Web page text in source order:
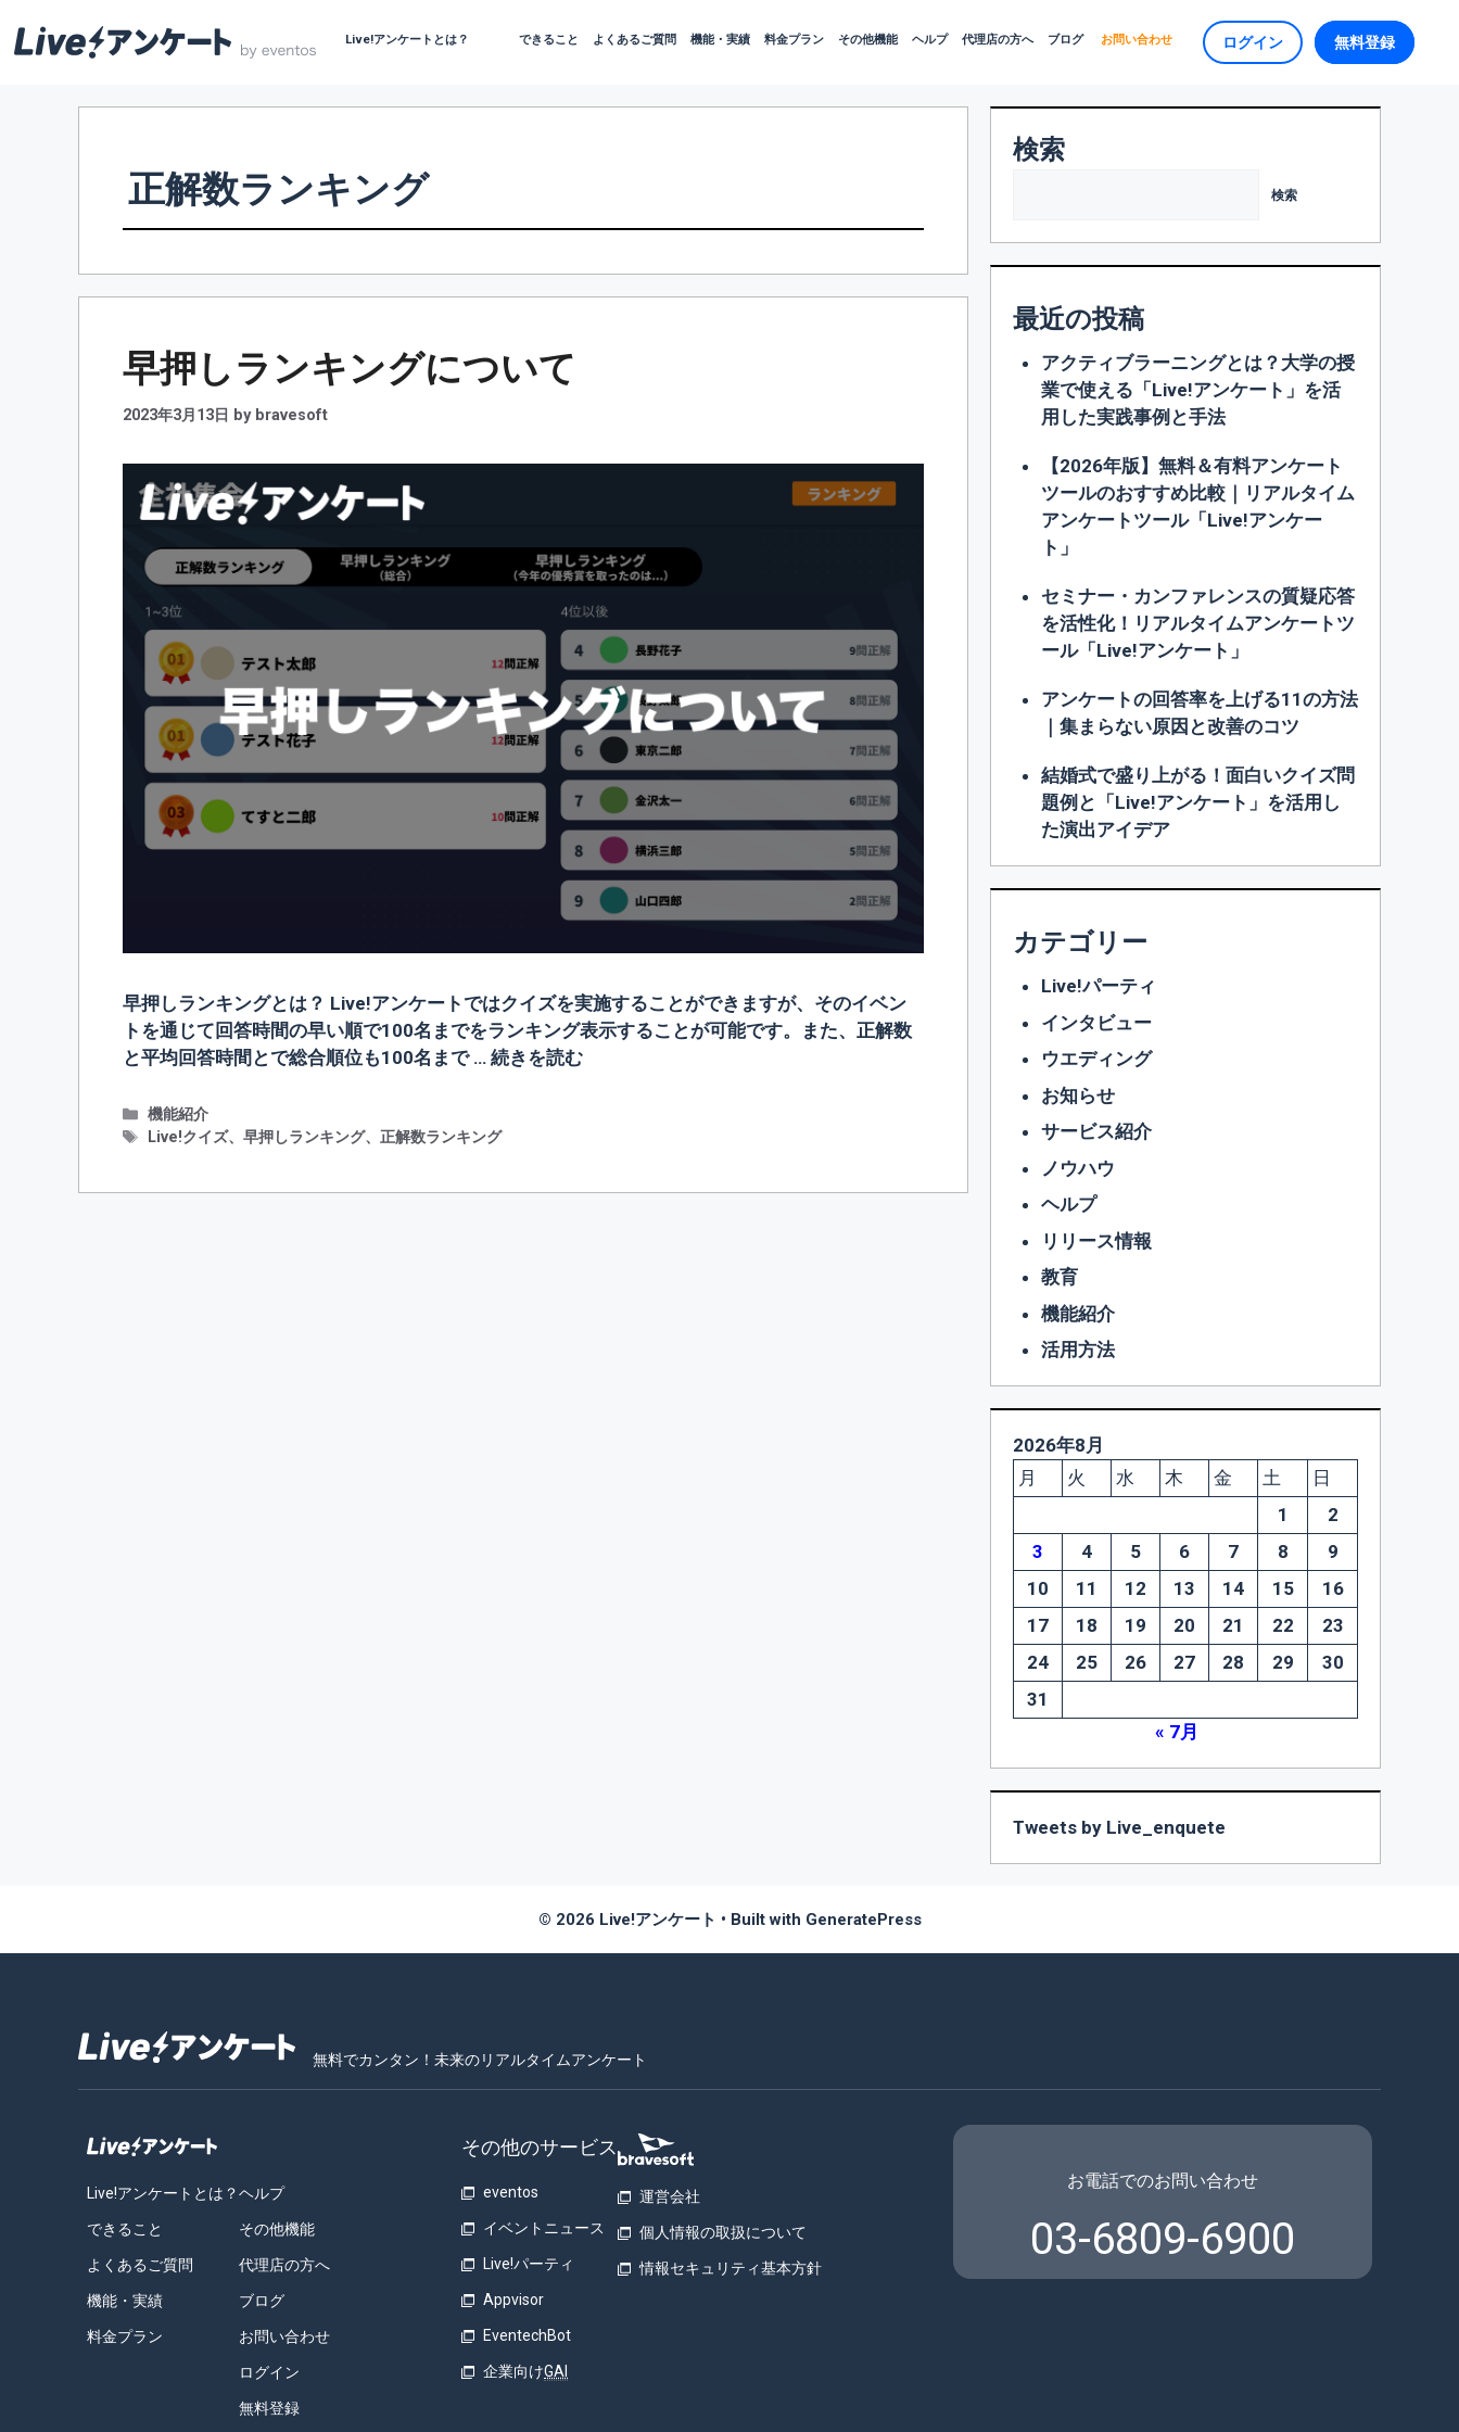
Live!アンケートとは？ できること よくあるご質問 機能・実績 料金プラン その他機能 ヘルプ 代理店の方へ ブログ お問い合わせ ログイン 無料登録
正解数ランキング
早押しランキングについて
2023年3月13日 by bravesoft
早押しランキングとは？ Live!アンケートではクイズを実施することができますが、そのイベン
トを通じて回答時間の早い順で100名までをランキング表示することが可能です。また、正解数
と平均回答時間とで総合順位も100名まで … 続きを読む
カ
テ
機能紹介
タ
Live!クイズ、早押しランキング、正解数ランキング
検索
検索
最近の投稿
アクティブラーニングとは？大学の授
業で使える「Live!アンケート」を活
用した実践事例と手法
【2026年版】無料＆有料アンケート
ツールのおすすめ比較｜リアルタイム
アンケートツール「Live!アンケー
ト」
セミナー・カンファレンスの質疑応答
を活性化！リアルタイムアンケートツ
ール「Live!アンケート」
アンケートの回答率を上げる11の方法
｜集まらない原因と改善のコツ
結婚式で盛り上がる！面白いクイズ問
題例と「Live!アンケート」を活用し
た演出アイデア
カテゴリー
Live!パーティ
インタビュー
ウエディング
お知らせ
サービス紹介
ノウハウ
ヘルプ
リリース情報
教育
機能紹介
活用方法
2026年8月
月
火 水 木 金 土
日
1
2
3
4 5 6 7 8
9
10
11 12 13 14 15
16
17
18 19 20 21 22
23
24
25 26 27 28 29
30
31
« 7月
Tweets by Live_enquete
© 2026 Live!アンケート • Built with GeneratePress
無料でカンタン！未来のリアルタイムアンケート
Live!アンケートとは？
できること
よくあるご質問
機能・実績
料金プラン
ヘルプ
その他機能
代理店の方へ
ブログ
お問い合わせ
ログイン
無料登録
その他のサービス
eventos
イベントニュース
Live!パーティ
Appvisor
EventechBot
企業向けGAI
運営会社
個人情報の取扱について
情報セキュリティ基本方針
お電話でのお問い合わせ
03-6809-6900